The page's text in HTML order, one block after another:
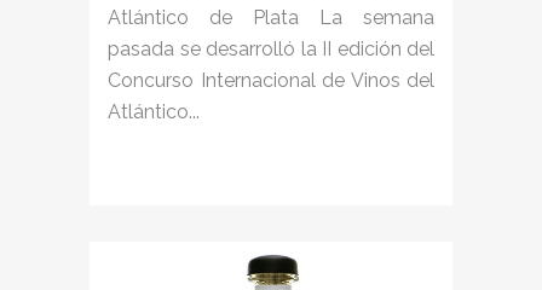
Atlántico de Plata La semana
pasada se desarrolló la II edición del
Concurso Internacional de Vinos del
Atlántico...